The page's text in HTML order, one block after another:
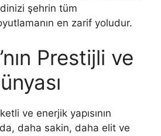
şehrin tüm
en zarif yoludur.
Prestijli ve
ve enerjik yapısının
daha sakin, daha elit ve